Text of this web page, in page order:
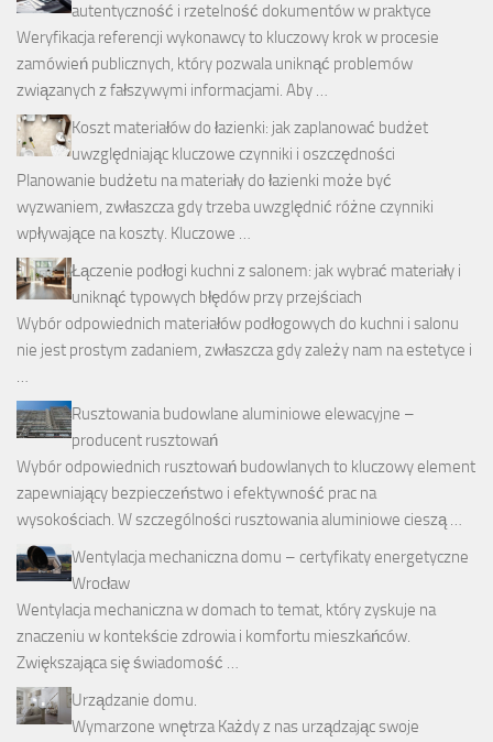
autentyczność i rzetelność dokumentów w praktyce
Weryfikacja referencji wykonawcy to kluczowy krok w procesie
zamówień publicznych, który pozwala uniknąć problemów
związanych z fałszywymi informacjami. Aby …
Koszt materiałów do łazienki: jak zaplanować budżet
uwzględniając kluczowe czynniki i oszczędności
Planowanie budżetu na materiały do łazienki może być
wyzwaniem, zwłaszcza gdy trzeba uwzględnić różne czynniki
wpływające na koszty. Kluczowe …
Łączenie podłogi kuchni z salonem: jak wybrać materiały i
uniknąć typowych błędów przy przejściach
Wybór odpowiednich materiałów podłogowych do kuchni i salonu
nie jest prostym zadaniem, zwłaszcza gdy zależy nam na estetyce i
…
Rusztowania budowlane aluminiowe elewacyjne –
producent rusztowań
Wybór odpowiednich rusztowań budowlanych to kluczowy element
zapewniający bezpieczeństwo i efektywność prac na
wysokościach. W szczególności rusztowania aluminiowe cieszą …
Wentylacja mechaniczna domu – certyfikaty energetyczne
Wrocław
Wentylacja mechaniczna w domach to temat, który zyskuje na
znaczeniu w kontekście zdrowia i komfortu mieszkańców.
Zwiększająca się świadomość …
Urządzanie domu.
Wymarzone wnętrza Każdy z nas urządzając swoje